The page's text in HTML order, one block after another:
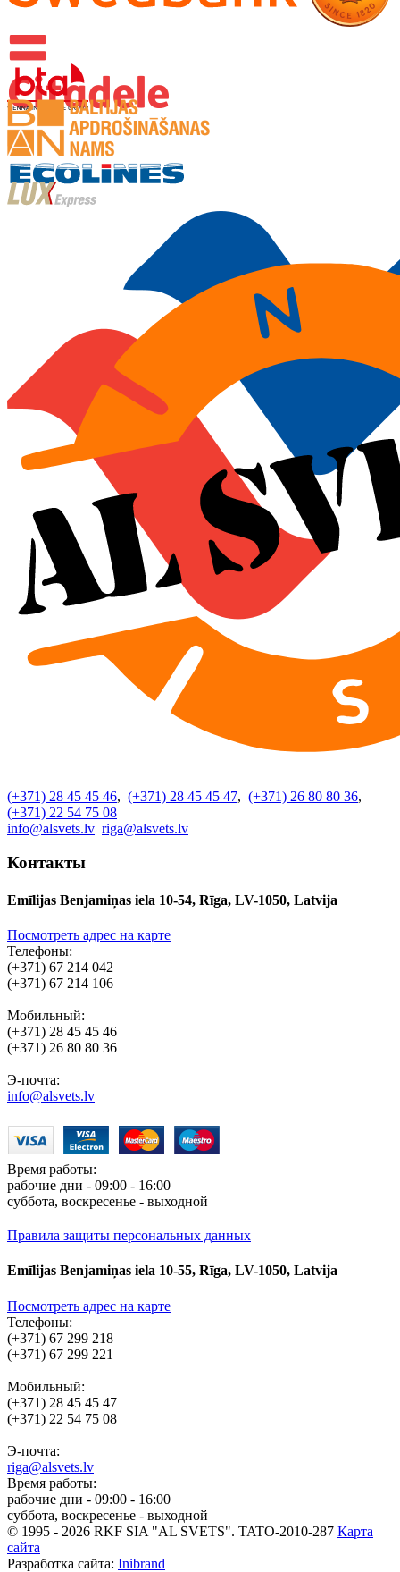
(+371) 28 45 45 46, (+371) 28 45 45 47, (+371) 26 80 80 36,
(+371) 22 54 75 08
info@alsvets.lv riga@alsvets.lv
Контакты
Emīlijas Benjamiņas iela 10-54, Rīga, LV-1050, Latvija
Посмотреть адрес на карте
Телефоны:
(+371) 67 214 042
(+371) 67 214 106
Мобильный:
(+371) 28 45 45 46
(+371) 26 80 80 36
Э-почта:
info@alsvets.lv
Время работы:
рабочие дни - 09:00 - 16:00
суббота, воскресенье - выходной
Правила защиты персональных данных
Emīlijas Benjamiņas iela 10-55, Rīga, LV-1050, Latvija
Посмотреть адрес на карте
Телефоны:
(+371) 67 299 218
(+371) 67 299 221
Мобильный:
(+371) 28 45 45 47
(+371) 22 54 75 08
Э-почта:
riga@alsvets.lv
Время работы:
рабочие дни - 09:00 - 16:00
суббота, воскресенье - выходной
© 1995 - 2026 RKF SIA "AL SVETS". TATO-2010-287 Карта
сайта
Разработка сайта: Inibrand